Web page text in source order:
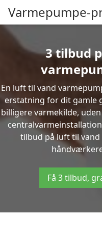
Varmepumpe-
3 tilbud
En luft til vand
erstatning for dit gamle
billigere varmekilde,
tilbud på luft til
Få 3 tilbud,